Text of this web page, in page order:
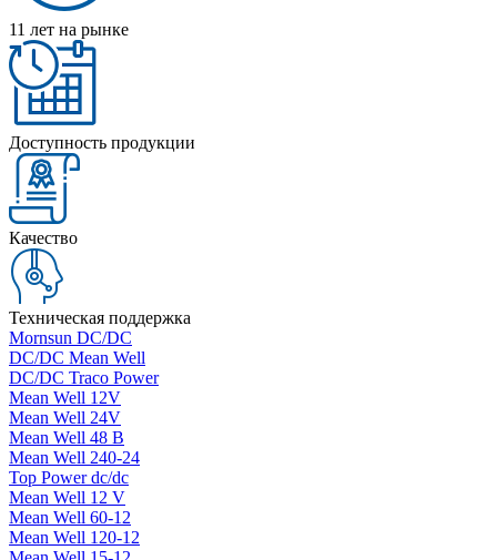
11 лет на рынке
Доступность продукции
Качество
Техническая поддержка
Mornsun DC/DC
DC/DC Mean Well
DC/DC Traco Power
Mean Well 12V
Mean Well 24V
Mean Well 48 В
Mean Well 240-24
Top Power dc/dc
Mean Well 12 V
Mean Well 60-12
Mean Well 120-12